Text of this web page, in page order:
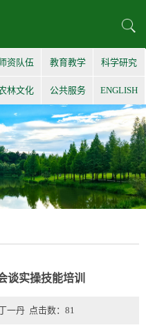
资队伍 教育教学 科学研究
林文化 公共服务 ENGLISH
谈实操技能培训
一丹 点击数： 81